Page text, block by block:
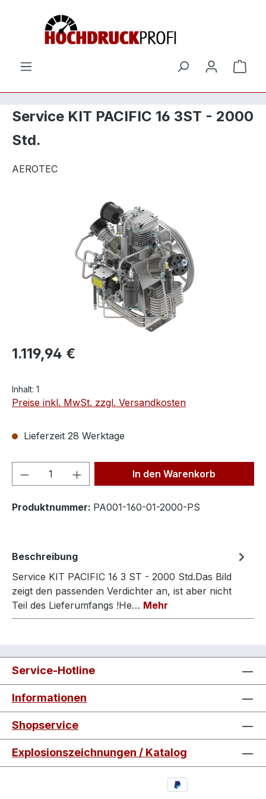
Zum Hauptinhalt springen
Service KIT PACIFIC 16 3ST - 2000
Std.
AEROTEC
Bildergalerie überspringen
1.119,94 €
Inhalt: 1
Preise inkl. MwSt. zzgl. Versandkosten
Lieferzeit 28 Werktage
Produkt Anzahl: Gib denIn den Warenkorb
Produktnummer: PA001-160-01-2000-PS
Beschreibung
Service KIT PACIFIC 16 3 ST - 2000 Std.Das Bild
zeigt den passenden Verdichter an, ist aber nicht
Teil des Lieferumfangs !He… Mehr
Service-Hotline
Informationen
Shopservice
Explosionszeichnungen / Katalog